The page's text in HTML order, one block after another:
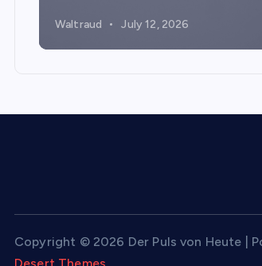
Waltraud July 12, 2026
Copyright © 2026 Der Puls von Heute |
Desert Themes